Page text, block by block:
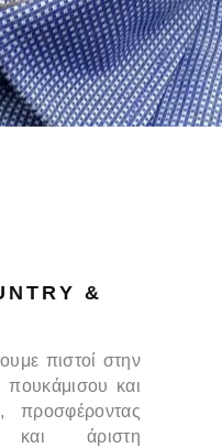
&
πιστοί στην
πουκάμισου και
προσφέροντας
και άριστη